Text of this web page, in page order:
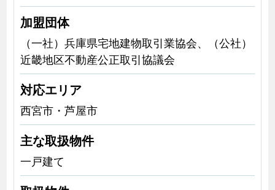
加盟団体
（一社）兵庫県宅地建物取引業協会、（公社）
近畿地区不動産公正取引協議会
対応エリア
西宮市・芦屋市
主な取扱物件
一戸建て